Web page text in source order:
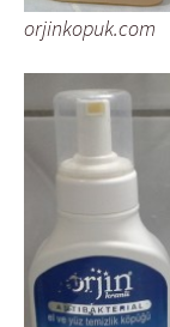
orjinkopuk.com